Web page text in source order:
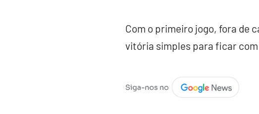
Com o primeiro jogo, fora de
vitória simples para ficar com